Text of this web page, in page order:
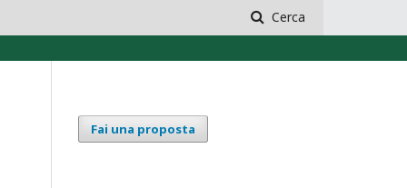
Cerca
Fai una proposta